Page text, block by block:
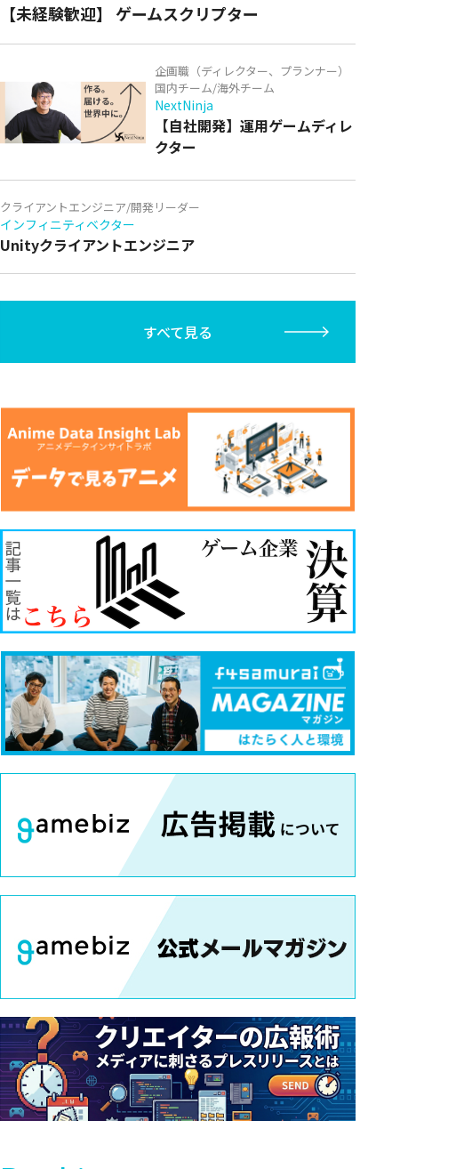
【未経験歓迎】 ゲームスクリプター
企画職（ディレクター、プランナー）
国内チーム/海外チーム
NextNinja
【自社開発】運用ゲームディレ
クター
クライアントエンジニア/開発リーダー
インフィニティベクター
Unityクライアントエンジニア
すべて見る